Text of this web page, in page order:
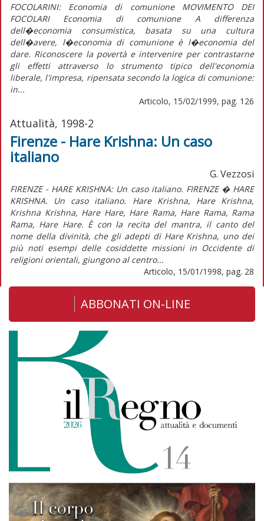
FOCOLARINI: Economia di comunione MOVIMENTO DEI
FOCOLARI Economia di comunione A differenza
dell�economia consumistica, basata su una cultura
dell�avere, l�economia di comunione è l�economia del
dare. Riconoscere la povertà e intervenire per contrastarne
gli effetti attraverso lo strumento tipico dell'economia
liberale, l'impresa, ripensata secondo la logica di comunione:
in...
Articolo, 15/02/1999, pag. 126
Attualità, 1998-2
Firenze - Hare Krishna: Un caso
italiano
G. Vezzosi
FIRENZE - HARE KRISHNA: Un caso italiano. FIRENZE � HARE
KRISHNA. Un caso italiano. Hare Krishna, Hare Krishna,
Krishna Krishna, Hare Hare, Hare Rama, Hare Rama, Rama
Rama, Hare Hare. È con la recita del mantra, il canto del
nome della divinità, che gli adepti di Hare Krishna, uno dei
più noti esempi delle cosiddette missioni in Occidente di
religioni orientali, giungono al centro...
Articolo, 15/01/1998, pag. 28
ABBONATI ON-LINE